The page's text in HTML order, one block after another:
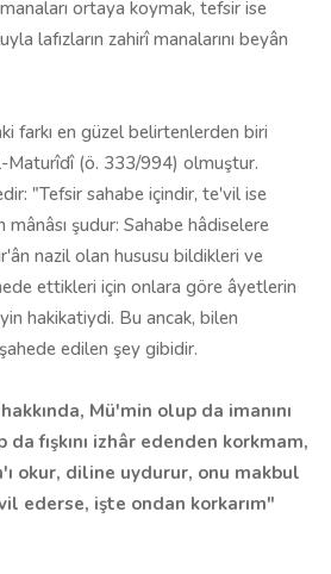
ortaya koymak, tefsir ise
lafızların zahirî manalarını beyân
farkı en güzel belirtenlerden biri
Maturîdî (ö. 333/994) olmuştur.
"Tefsir sahabe içindir, te'vil ise
şudur: Sahabe hâdise­lere
nazil olan hususu bildikleri ve
ettikleri için onlara göre âyetlerin
hakika­tiydi. Bu ancak, bilen
edilen şey gibidir.
Mü'min olup da imanını
fışkını izhâr edenden korkmam,
okur, diline uydurur, onu makbul
ederse, işte ondan korkarım"